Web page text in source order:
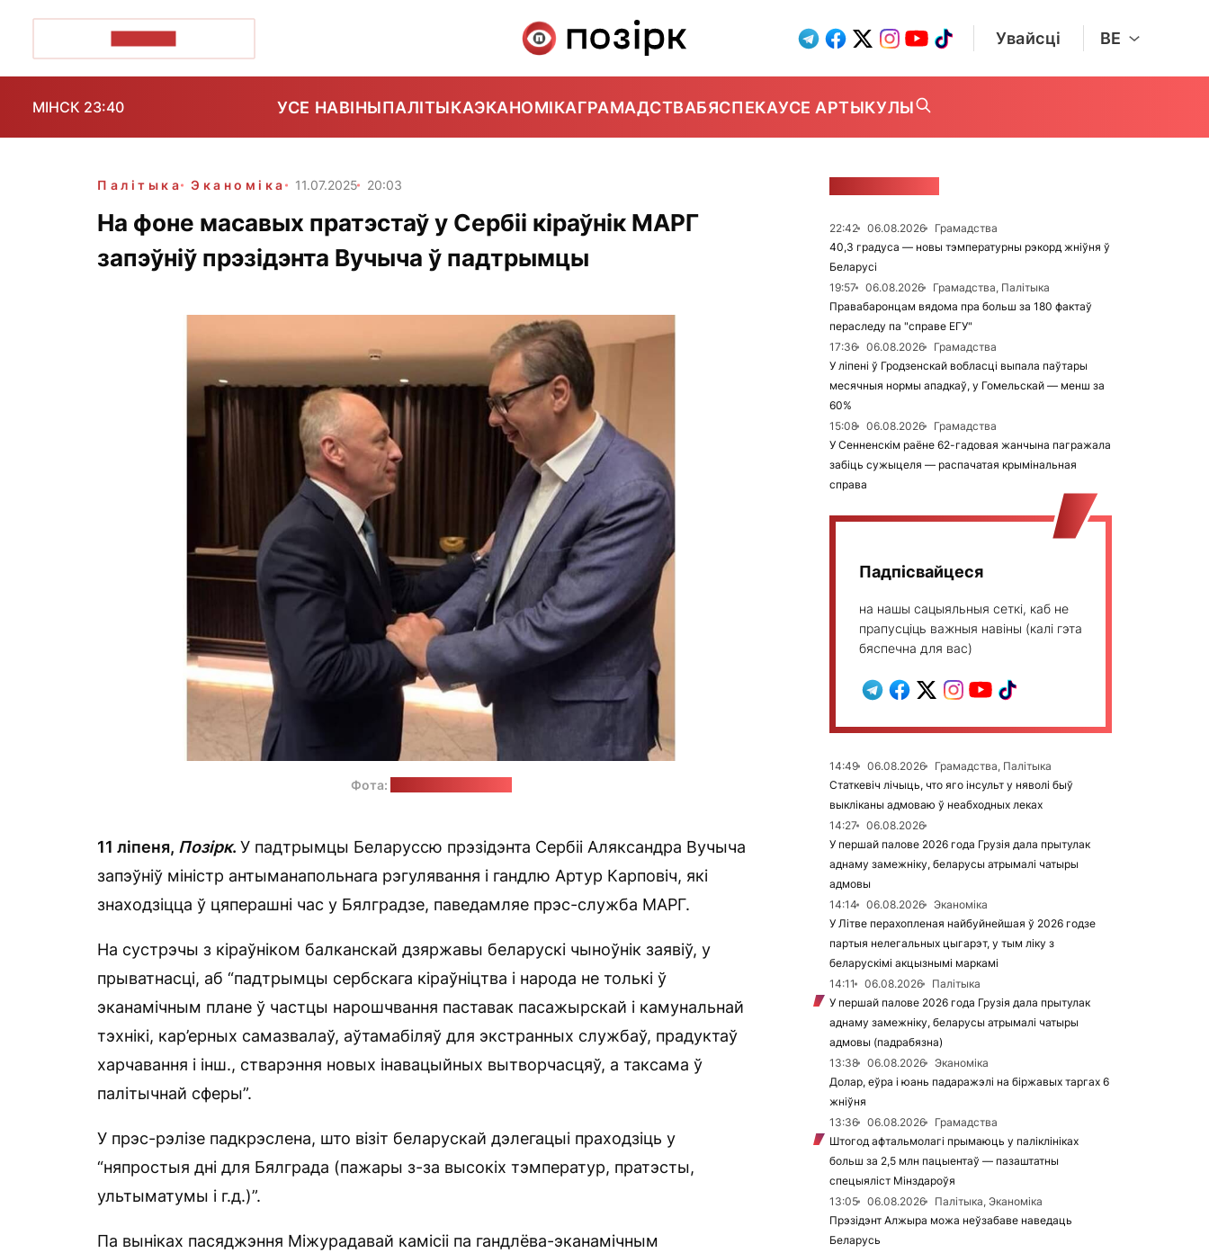
Увайсці BE
МІНСК 23:40 УСЕ НАВІНЫПАЛІТЫКАЭКАНОМІКАГРАМАДСТВАБЯСПЕКАУСЕ АРТЫКУЛЫ
Палітыка Эканоміка 11.07.2025 20:03
На фоне масавых пратэстаў у Сербіі кіраўнік МАРГ
запэўніў прэзідэнта Вучыча ў падтрымцы
Фота:
11 ліпеня, Позірк. У падтрымцы Беларуссю прэзідэнта Сербіі Аляксандра Вучыча
запэўніў міністр антыманапольнага рэгулявання і гандлю Артур Карповіч, які
знаходзіцца ў цяперашні час у Бялградзе, паведамляе прэс-служба МАРГ.
На сустрэчы з кіраўніком балканскай дзяржавы беларускі чыноўнік заявіў, у
прыватнасці, аб “падтрымцы сербскага кіраўніцтва і народа не толькі ў
эканамічным плане ў частцы нарошчвання паставак пасажырскай і камунальнай
тэхнікі, кар’ерных самазвалаў, аўтамабіляў для экстранных службаў, прадуктаў
харчавання і інш., стварэння новых інавацыйных вытворчасцяў, а таксама ў
палітычнай сферы”.
У прэс-рэлізе падкрэслена, што візіт беларускай дэлегацыі праходзіць у
“няпростыя дні для Бялграда (пажары з-за высокіх тэмператур, пратэсты,
ультыматумы і г.д.)”.
Па выніках пасяджэння Міжурадавай камісіі па гандлёва-эканамічным
22:42 06.08.2026
Грамадства
40,3 градуса — новы тэмпературны рэкорд жніўня ў
Беларусі
19:57
06.08.2026
Грамадства, Палітыка
Правабаронцам вядома пра больш за 180 фактаў
пераследу па "справе ЕГУ"
17:36
06.08.2026
Грамадства
У ліпені ў Гродзенскай вобласці выпала паўтары
месячныя нормы ападкаў, у Гомельскай — менш за
60%
15:08
06.08.2026
Грамадства
У Сенненскім раёне 62-гадовая жанчына пагражала
забіць сужыцеля — распачатая крымінальная
справа
Падпісвайцеся
на нашы сацыяльныя сеткі, каб не
прапусціць важныя навіны (калі гэта
бяспечна для вас)
14:49 06.08.2026
Грамадства, Палітыка
Статкевіч лічыць, что яго інсульт у няволі быў
выкліканы адмоваю ў неабходных леках
14:27
06.08.2026
У першай палове 2026 года Грузія дала прытулак
аднаму замежніку, беларусы атрымалі чатыры
адмовы
14:14
06.08.2026
Эканоміка
У Літве перахопленая найбуйнейшая ў 2026 годзе
партыя нелегальных цыгарэт, у тым ліку з
беларускімі акцызнымі маркамі
14:11
06.08.2026
Палітыка
У першай палове 2026 года Грузія дала прытулак
аднаму замежніку, беларусы атрымалі чатыры
адмовы (падрабязна)
13:38
06.08.2026
Эканоміка
Долар, еўра і юань падаражэлі на біржавых таргах 6
жніўня
13:36
06.08.2026
Грамадства
Штогод афтальмолагі прымаюць у паліклініках
больш за 2,5 млн пацыентаў — пазаштатны
спецыяліст Мінздароўя
13:05
06.08.2026
Палітыка, Эканоміка
Прэзідэнт Алжыра можа неўзабаве наведаць
Беларусь